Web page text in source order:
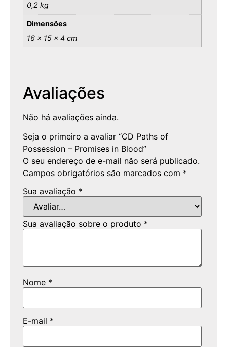
0,2 kg
Dimensões
16 × 15 × 4 cm
Avaliações
Não há avaliações ainda.
Seja o primeiro a avaliar “CD Paths of
Possession – Promises in Blood”
O seu endereço de e-mail não será publicado.
Campos obrigatórios são marcados com *
Sua avaliação *
Sua avaliação sobre o produto *
Nome *
E-mail *